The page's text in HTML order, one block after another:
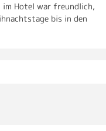
im Hotel war freundlich,
bis in den